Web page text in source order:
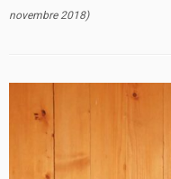
novembre 2018)